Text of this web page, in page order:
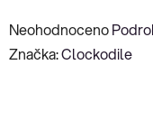
Průměrné
hodnocení
Neohodnoceno
Značka:Clockodile